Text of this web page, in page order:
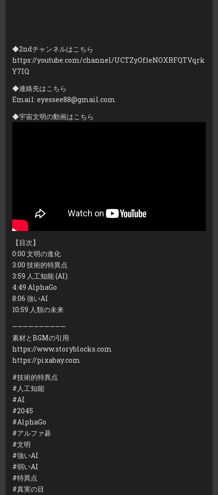
◆2ndチャンネルはこちら
https://youtube.com/channel/UCTZyOf1eNOXRFQTVqrk
Y7IQ
◆連絡先はこちら
Email: eyessee88@gmail.com
◆宇宙文明の動画はこちら
【目次】
0:00 文明の進化
3:00 技術的特異点
3:59 人工知能 (AI)
4:49 AlphaGo
8:06 強いAI
10:59 人類の未来
——————————
素材とBGMの引用
https://www.storyblocks.com
https://pixabay.com
#技術的特異点
#人工知能
#AI
#2045
#AlphaGo
#アルファ碁
#文明
#強いAI
#弱いAI
#特異点
#真実の目